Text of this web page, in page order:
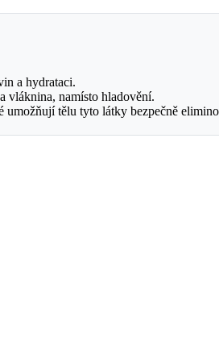
a hydrataci.
vláknina, namísto hladovění.
umožňují tělu tyto látky bezpečně